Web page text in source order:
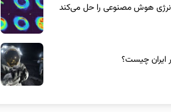
هوش مصنوعی را حل می‌کند
ایران چیست؟